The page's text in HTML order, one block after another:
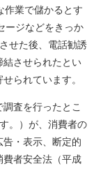
作業で儲かるとす
ージなどをきっか
せた後、電話勧誘
結させられたとい
られています。
査を行ったとこ
。）が、消費者の
・表示、断定的
費者安全法（平成